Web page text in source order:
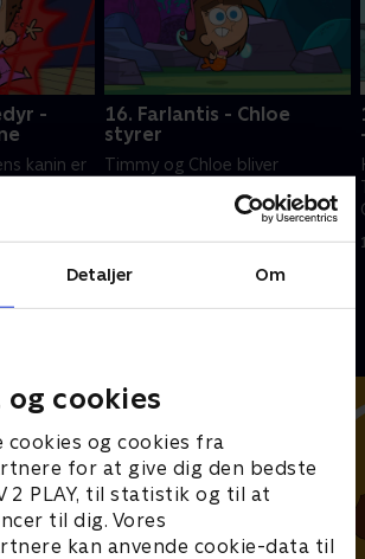
Detaljer Om
cookies
cookies og cookies fra
for at give dig den bedste
2 PLAY, til statistik og til at
til dig. Vores
kan anvende cookie-data til
-
kanin er
16. Farlantis - Chloe
styrer
Timmy og Chloe bliver
fortryder, han ønskede, at